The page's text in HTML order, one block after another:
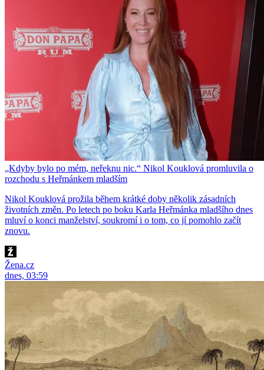
„Kdyby bylo po mém, neřeknu nic.“ Nikol Kouklová promluvila o
rozchodu s Heřmánkem mladším
Nikol Kouklová prožila během krátké doby několik zásadních
životních změn. Po letech po boku Karla Heřmánka mladšího dnes
mluví o konci manželství, soukromí i o tom, co jí pomohlo začít
znovu.
Žena.cz
dnes, 03:59